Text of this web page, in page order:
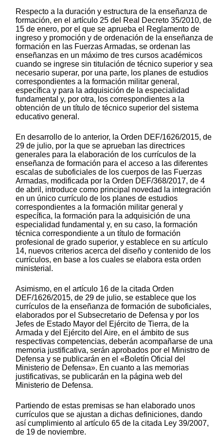
Respecto a la duración y estructura de la enseñanza de
formación, en el artículo 25 del Real Decreto 35/2010, de
15 de enero, por el que se aprueba el Reglamento de
ingreso y promoción y de ordenación de la enseñanza de
formación en las Fuerzas Armadas, se ordenan las
enseñanzas en un máximo de tres cursos académicos
cuando se ingrese sin titulación de técnico superior y sea
necesario superar, por una parte, los planes de estudios
correspondientes a la formación militar general,
específica y para la adquisición de la especialidad
fundamental y, por otra, los correspondientes a la
obtención de un título de técnico superior del sistema
educativo general.
En desarrollo de lo anterior, la Orden DEF/1626/2015, de
29 de julio, por la que se aprueban las directrices
generales para la elaboración de los currículos de la
enseñanza de formación para el acceso a las diferentes
escalas de suboficiales de los cuerpos de las Fuerzas
Armadas, modificada por la Orden DEF/368/2017, de 4
de abril, introduce como principal novedad la integración
en un único currículo de los planes de estudios
correspondientes a la formación militar general y
específica, la formación para la adquisición de una
especialidad fundamental y, en su caso, la formación
técnica correspondiente a un título de formación
profesional de grado superior, y establece en su artículo
14, nuevos criterios acerca del diseño y contenido de los
currículos, en base a los cuales se elabora esta orden
ministerial.
Asimismo, en el artículo 16 de la citada Orden
DEF/1626/2015, de 29 de julio, se establece que los
currículos de la enseñanza de formación de suboficiales,
elaborados por el Subsecretario de Defensa y por los
Jefes de Estado Mayor del Ejército de Tierra, de la
Armada y del Ejército del Aire, en el ámbito de sus
respectivas competencias, deberán acompañarse de una
memoria justificativa, serán aprobados por el Ministro de
Defensa y se publicarán en el «Boletín Oficial del
Ministerio de Defensa». En cuanto a las memorias
justificativas, se publicarán en la página web del
Ministerio de Defensa.
Partiendo de estas premisas se han elaborado unos
currículos que se ajustan a dichas definiciones, dando
así cumplimiento al artículo 65 de la citada Ley 39/2007,
de 19 de noviembre.